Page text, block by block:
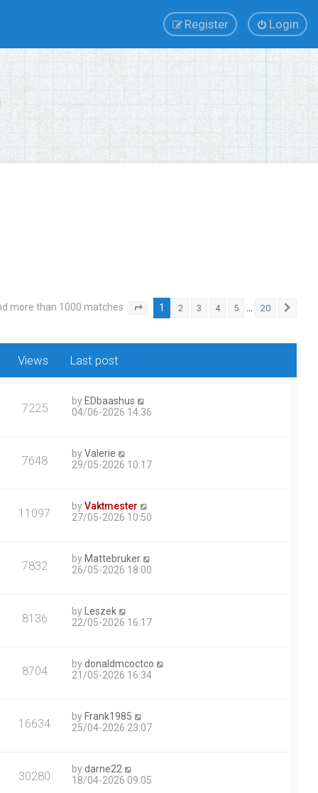
Login
Register
more than 1000 matches Page of
1 2 3 4 5 … 20
Views Last post
7225 by EDbaashus
04/06-2026 14:36
7648 byValerie
29/05-2026 10:17
11097 byVaktmester
27/05-2026 10:50
7832 by Mattebruker
26/05-2026 18:00
8136 by
Leszek
22/05-2026 16:17
8704 bydonaldmcoctco
21/05-2026 16:34
16634 by Frank1985
25/04-2026 23:07
30280 bydarne22
18/04-2026 09:05